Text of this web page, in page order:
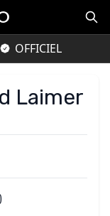
OFFICIEL
Laimer